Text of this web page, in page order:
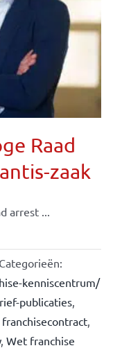
Raad
zaak
arrest ...
Categorieën:
kenniscentrum/
publicaties,
franchisecontract,
, Wet franchise